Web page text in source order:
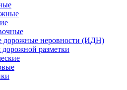
дорожные неровности (ИДН)
разметки